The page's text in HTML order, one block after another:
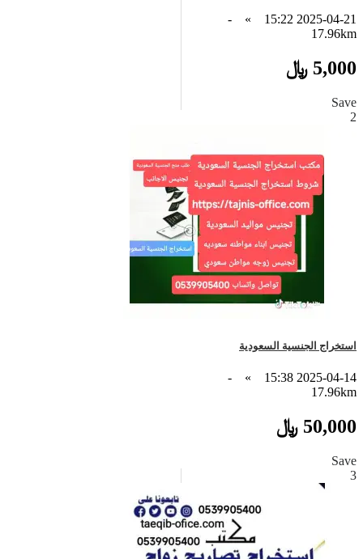
2025-04-21 15:22
»
-
17.96km
5,000 ﷼
Save
2
استخراج الجنسية السعودية
2025-04-14 15:38
»
-
17.96km
50,000 ﷼
Save
3